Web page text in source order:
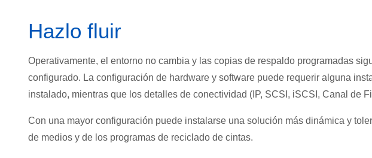
Hazlo fluir
Operativamente, el entorno no cambia y las copias de respaldo programadas
configurado. La configuración de hardware y software puede requerir alguna
instalado, mientras que los detalles de conectividad (IP, SCSI, iSCSI, Canal de
Con una mayor configuración puede instalarse una solución más dinámica y
de medios y de los programas de reciclado de cintas.